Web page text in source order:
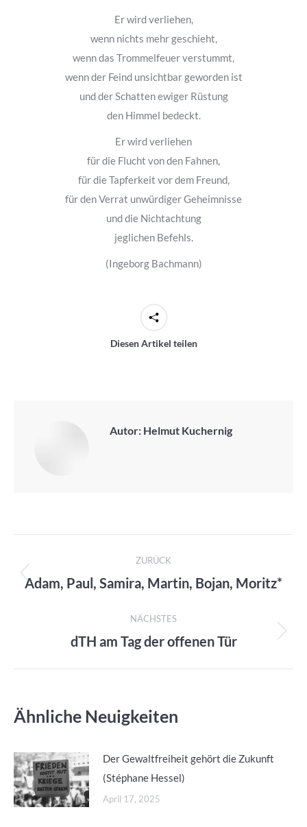
Er wird verliehen,
wenn nichts mehr geschieht,
wenn das Trommelfeuer verstummt,
wenn der Feind unsichtbar geworden ist
und der Schatten ewiger Rüstung
den Himmel bedeckt.
Er wird verliehen
für die Flucht von den Fahnen,
für die Tapferkeit vor dem Freund,
für den Verrat unwürdiger Geheimnisse
und die Nichtachtung
jeglichen Befehls.
(Ingeborg Bachmann)
Diesen Artikel teilen
Autor: Helmut Kuchernig
Kommentarnavigation
ZURÜCK
Vorheriger
Adam, Paul, Samira, Martin, Bojan, Moritz*
NÄCHSTES
Nächster
dTH am Tag der offenen Tür
Ähnliche Neuigkeiten
Der Gewaltfreiheit gehört die Zukunft
(Stéphane Hessel)
April 17, 2025